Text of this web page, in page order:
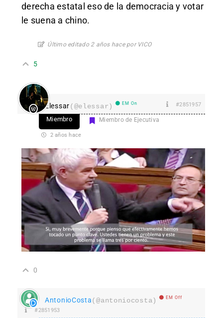
derecha estatal eso de la democracia y votar
le suena a chino.
Último editado 2 años hace por VICO
5
Elessar(@elessar) EM On #2851957
Miembro Miembro de Ejecutiva
2 años hace
0
AntonioCosta(@antoniocosta) EM Off
#2851953